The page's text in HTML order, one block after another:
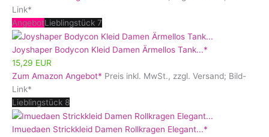
Link*
AngebotLieblingstück 7
Joyshaper Bodycon Kleid Damen Ärmellos Tank...*
15,29 EUR
Zum Amazon Angebot* Preis inkl. MwSt., zzgl. Versand; Bild-
Link*
Lieblingstück 8
Imuedaen Strickkleid Damen Rollkragen Elegant...*